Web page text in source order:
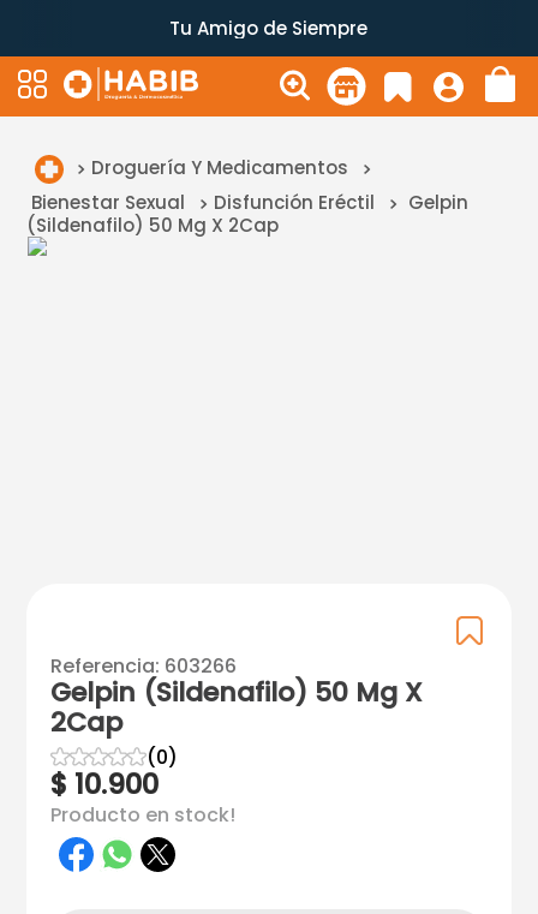
Tu Amigo de Siempre
Droguería Y Medicamentos
Bienestar Sexual
Disfunción Eréctil
Gelpin
(Sildenafilo) 50 Mg X 2Cap
Referencia: 603266
Gelpin (Sildenafilo) 50 Mg X
2Cap
☆☆☆☆☆(0)
$ 10.900
Producto en stock!